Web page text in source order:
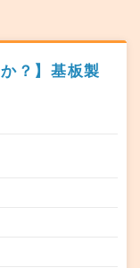
？】基板製